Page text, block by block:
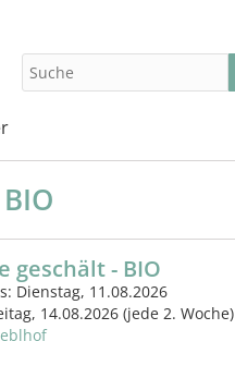
geschält - BIO
Dienstag, 11.08.2026
14.08.2026 (jede 2. Woche)